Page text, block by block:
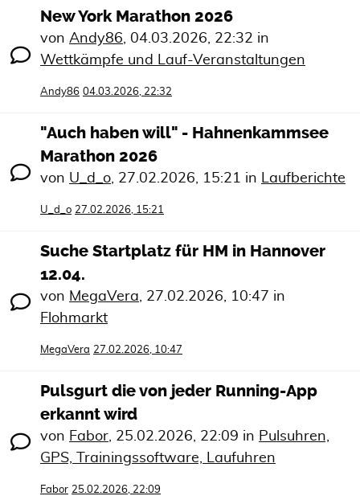
New York Marathon 2026
von Andy86, 04.03.2026, 22:32 in
Wettkämpfe und Lauf-Veranstaltungen
Andy86 04.03.2026, 22:32
"Auch haben will" - Hahnenkammsee
Marathon 2026
von U_d_o, 27.02.2026, 15:21 in Laufberichte
U_d_o 27.02.2026, 15:21
Suche Startplatz für HM in Hannover
12.04.
von MegaVera, 27.02.2026, 10:47 in
Flohmarkt
MegaVera 27.02.2026, 10:47
Pulsgurt die von jeder Running-App
erkannt wird
von Fabor, 25.02.2026, 22:09 in Pulsuhren,
GPS, Trainingssoftware, Laufuhren
Fabor 25.02.2026, 22:09